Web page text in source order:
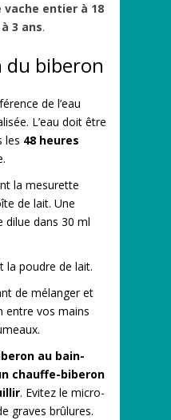
vache entier à 18
3 ans.
du biberon
de l’eau
L’eau doit être
les 48 heures
la mesurette
de lait. Une
dilue dans 30 ml
la poudre de lait.
de mélanger et
entre vos mains
au bain-
chauffe-biberon
. Evitez le micro-
graves brûlures.